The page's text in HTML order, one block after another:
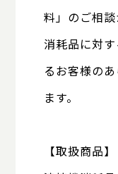
料」のご相談
消耗品に対す
るお客様の
ます。
【取扱商品】